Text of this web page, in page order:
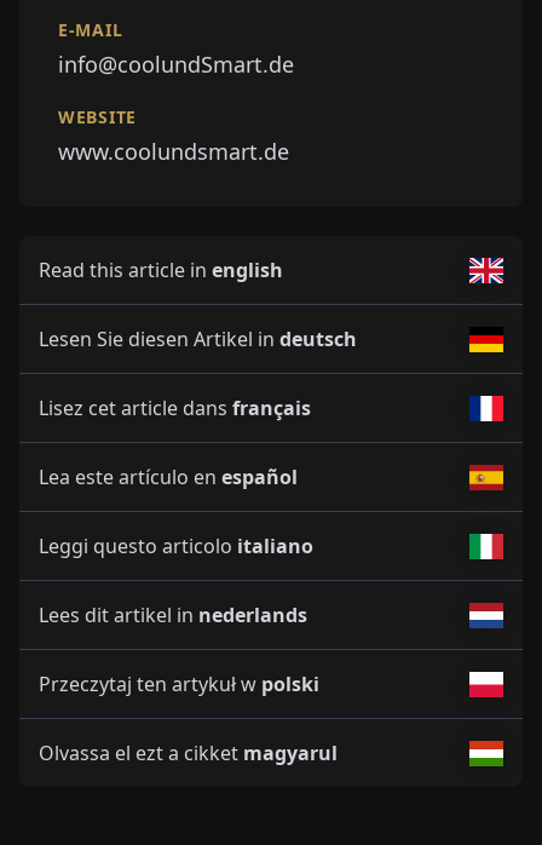
E-MAIL
info@coolundSmart.de
WEBSITE
www.coolundsmart.de
Read this article in english
Lesen Sie diesen Artikel in deutsch
Lisez cet article dans français
Lea este artículo en español
Leggi questo articolo italiano
Lees dit artikel in nederlands
Przeczytaj ten artykuł w polski
Olvassa el ezt a cikket magyarul